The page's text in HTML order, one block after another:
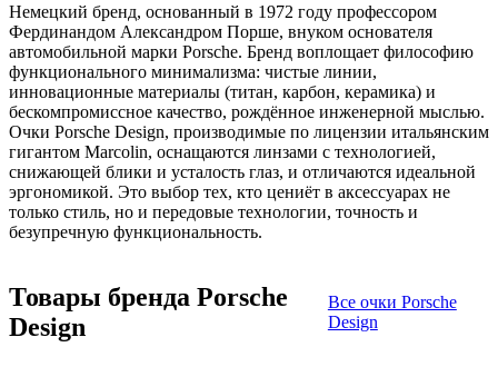
Немецкий бренд, основанный в 1972 году профессором
Фердинандом Александром Порше, внуком основателя
автомобильной марки Porsche. Бренд воплощает философию
функционального минимализма: чистые линии,
инновационные материалы (титан, карбон, керамика) и
бескомпромиссное качество, рождённое инженерной мыслью.
Очки Porsche Design, производимые по лицензии итальянским
гигантом Marcolin, оснащаются линзами с технологией,
снижающей блики и усталость глаз, и отличаются идеальной
эргономикой. Это выбор тех, кто цениёт в аксессуарах не
только стиль, но и передовые технологии, точность и
безупречную функциональность.
Товары бренда Porsche
Design
Все очки Porsche
Design